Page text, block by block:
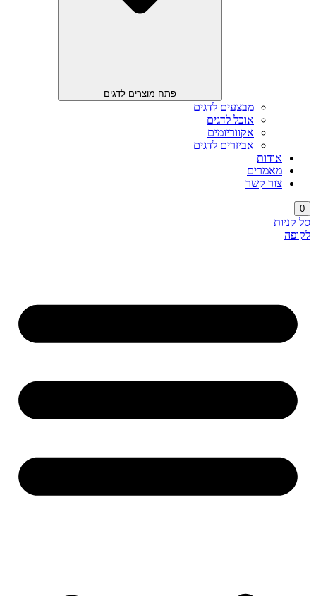
פתח מוצרים לדגים
מבצעים לדגים
אוכל לדגים
אקווריומים
אביזרים לדגים
אודות
מאמרים
צור קשר
0
סל קניות
לקופה